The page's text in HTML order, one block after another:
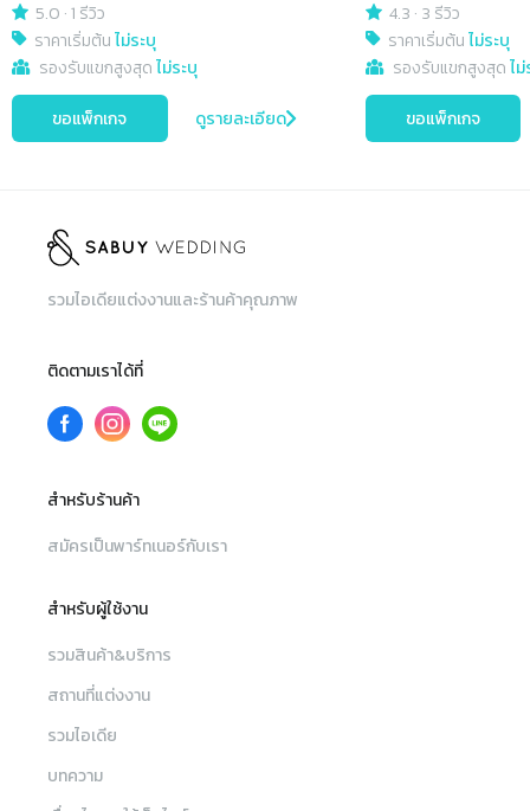
5.0 ·1 รีวิว
ราคาเริ่มต้นไม่ระบุ
รองรับแขกสูงสุดไม่ระบุ
ขอแพ็กเกจ ดูรายละเอียด
4.3 · 3 รีวิว
ราคาเริ่มต้นไม่ระบุ
รองรับแขกสูงสุดไ
ขอแพ็กเกจ
รวมไอเดียแต่งงานและร้านค้าคุณภาพ
ติดตามเราได้ที่
สำหรับร้านค้า
สมัครเป็นพาร์ทเนอร์กับเรา
สำหรับผู้ใช้งาน
รวมสินค้า&บริการ
สถานที่แต่งงาน
รวมไอเดีย
บทความ